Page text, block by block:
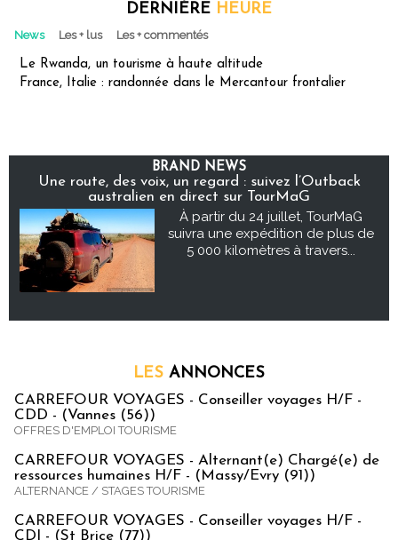
DERNIÈRE HEURE
News Les + lus Les + commentés
Le Rwanda, un tourisme à haute altitude
France, Italie : randonnée dans le Mercantour frontalier
BRAND NEWS
Une route, des voix, un regard : suivez l’Outback
australien en direct sur TourMaG
À partir du 24 juillet, TourMaG
suivra une expédition de plus de
5 000 kilomètres à travers...
LES ANNONCES
CARREFOUR VOYAGES - Conseiller voyages H/F -
CDD - (Vannes (56))
OFFRES D'EMPLOI TOURISME
CARREFOUR VOYAGES - Alternant(e) Chargé(e) de
ressources humaines H/F - (Massy/Evry (91))
ALTERNANCE / STAGES TOURISME
CARREFOUR VOYAGES - Conseiller voyages H/F -
CDI - (St Brice (77))